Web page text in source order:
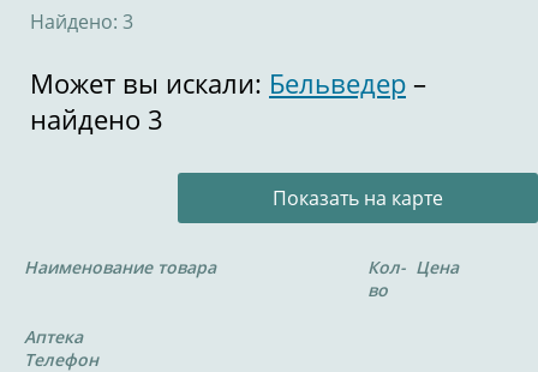
Найдено: 3
Может вы искали: Бельведер –
найдено 3
Показать на карте
Наименование товара
Кол-
во
Цена
Аптека
Телефон